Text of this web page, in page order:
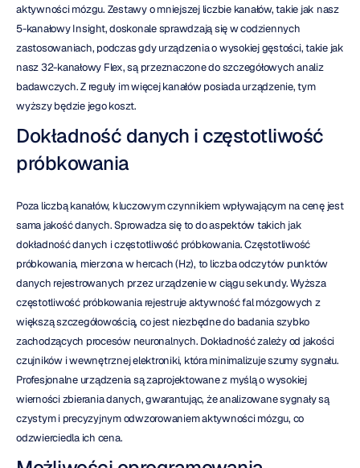
aktywności mózgu. Zestawy o mniejszej liczbie kanałów, takie jak nasz
5-kanałowy Insight, doskonale sprawdzają się w codziennych
zastosowaniach, podczas gdy urządzenia o wysokiej gęstości, takie jak
nasz 32-kanałowy Flex, są przeznaczone do szczegółowych analiz
badawczych. Z reguły im więcej kanałów posiada urządzenie, tym
wyższy będzie jego koszt.
Dokładność danych i częstotliwość
próbkowania
Poza liczbą kanałów, kluczowym czynnikiem wpływającym na cenę jest
sama jakość danych. Sprowadza się to do aspektów takich jak
dokładność danych i częstotliwość próbkowania. Częstotliwość
próbkowania, mierzona w hercach (Hz), to liczba odczytów punktów
danych rejestrowanych przez urządzenie w ciągu sekundy. Wyższa
częstotliwość próbkowania rejestruje aktywność fal mózgowych z
większą szczegółowością, co jest niezbędne do badania szybko
zachodzących procesów neuronalnych. Dokładność zależy od jakości
czujników i wewnętrznej elektroniki, która minimalizuje szumy sygnału.
Profesjonalne urządzenia są zaprojektowane z myślą o wysokiej
wierności zbierania danych, gwarantując, że analizowane sygnały są
czystym i precyzyjnym odwzorowaniem aktywności mózgu, co
odzwierciedla ich cena.